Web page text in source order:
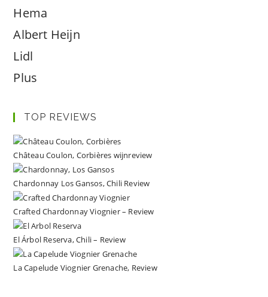
Hema
Albert Heijn
Lidl
Plus
TOP REVIEWS
Château Coulon, Corbières wijnreview
Chardonnay Los Gansos, Chili Review
Crafted Chardonnay Viognier – Review
El Árbol Reserva, Chili – Review
La Capelude Viognier Grenache, Review